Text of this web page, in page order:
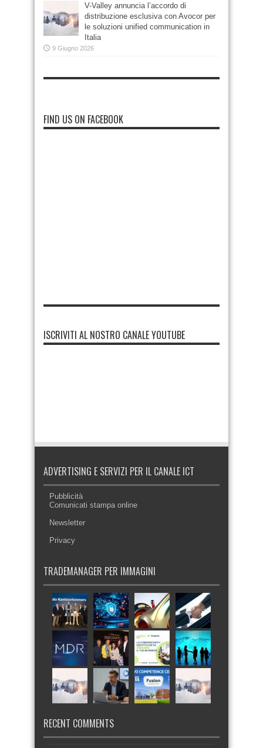
V-Valley annuncia l’accordo di
distribuzione esclusiva con Avocor per
le soluzioni unified communication in
Italia
9 Giugno 2026
FIND US ON FACEBOOK
ISCRIVITI AL NOSTRO CANALE YOUTUBE
ADVERTISING E SERVIZI PER IL CANALE ICT
Pubblicità
Comunicati stampa online
Newsletter
Privacy
TRADEMANAGER PER IMMAGINI
RECENT COMMENTS